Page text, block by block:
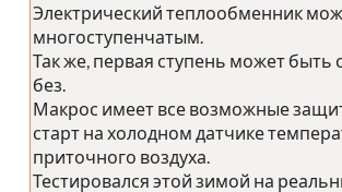
Электрический теплообменник
многоступенчатым.
Так же, первая ступень может
без.
Макрос имеет все возможные
старт на холодном датчике
приточного воздуха.
Тестировался этой зимой на